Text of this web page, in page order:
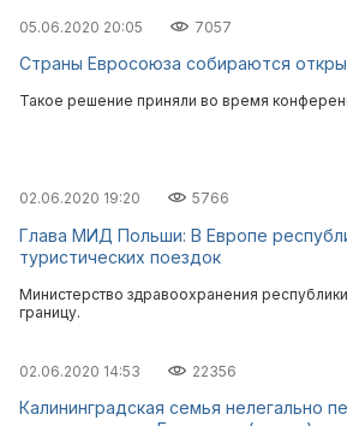
05.06.2020 20:05 7057
Страны Евросоюза собираются
Такое решение приняли во время
02.06.2020 19:20 5766
Глава МИД Польши: В Европе
туристических поездок
Министерство здравоохранения
границу.
02.06.2020 14:53 22356
Калининградская семья нелегально